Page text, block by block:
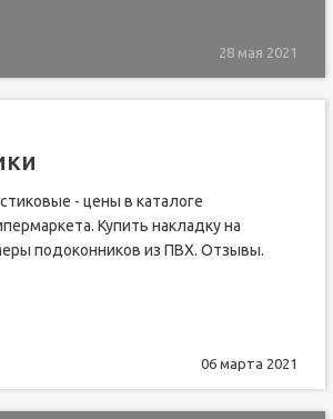
28 мая 2021
- цены в каталоге
Купить накладку на
подоконников из ПВХ. Отзывы.
06 марта 2021